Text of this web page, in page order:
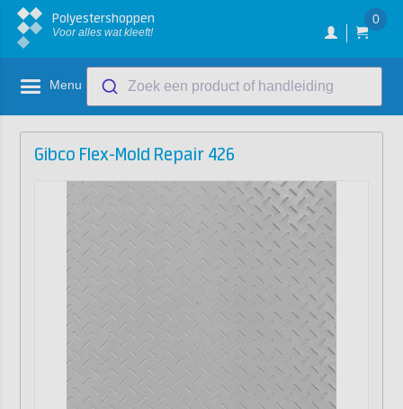
Polyestershoppen
Voor alles wat kleeft!
0
Menu Zoek een product of handleiding
Gibco Flex-Mold Repair 426